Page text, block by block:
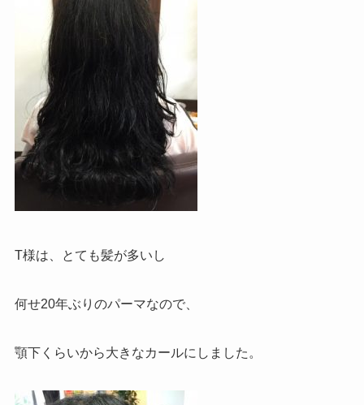
T様は、とても髪が多いし
何せ20年ぶりのパーマなので、
顎下くらいから大きなカールにしました。